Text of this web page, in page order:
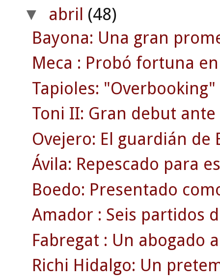
▼ abril (48)
Bayona: Una gran
Meca : Probó fortuna
Tapioles:
Toni II: Gran debut ante
Ovejero: El guardián de
Ávila: Repescado para
Boedo: Presentado
Amador : Seis partidos
Fabregat : Un abogado
Richi Hidalgo: Un